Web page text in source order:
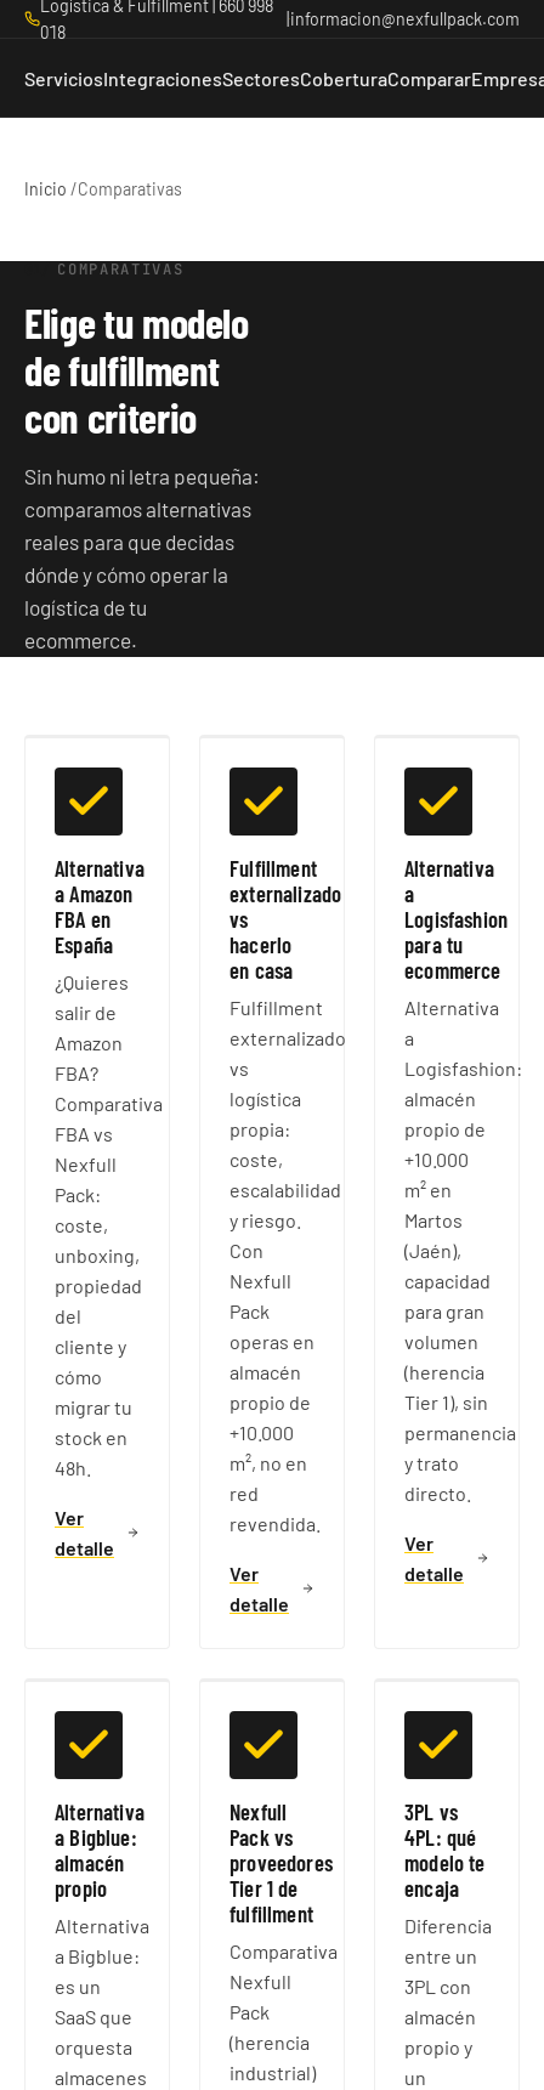
Logística & Fulfillment | 660 998
018
informacion@nexfullpack.com
ServiciosIntegracionesSectoresCoberturaComparar
Inicio /Comparativas
COMPARATIVAS
Elige tu modelo
de fulfillment
con criterio
Sin humo ni letra pequeña:
comparamos alternativas
reales para que decidas
dónde y cómo operar la
logística de tu
ecommerce.
Alternativa
a Amazon
FBA en
España
¿Quieres
salir de
Amazon
FBA?
Comparativa
FBA vs
Nexfull
Pack:
coste,
unboxing,
propiedad
del
cliente y
cómo
migrar tu
stock en
48h.
Ver
detalle
Fulfillment
externalizado
vs
hacerlo
en casa
Fulfillment
externalizado
vs
logística
propia:
coste,
escalabilidad
y riesgo.
Con
Nexfull
Pack
operas en
almacén
propio de
+10.000
m², no en
red
revendida.
Ver
detalle
Alternativa
a
Logisfashion
para tu
ecommerce
Alternativa
a
Logisfashion:
almacén
propio de
+10.000
m² en
Martos
(Jaén),
capacidad
para gran
volumen
(herencia
Tier 1), sin
permanencia
y trato
directo.
Ver
detalle
Alternativa
a Bigblue:
almacén
propio
Alternativa
a Bigblue:
es un
SaaS que
orquesta
almacenes
Nexfull
Pack vs
proveedores
Tier 1 de
fulfillment
Comparativa
Nexfull
Pack
(herencia
industrial)
3PL vs
4PL: qué
modelo te
encaja
Diferencia
entre un
3PL con
almacén
propio y
un